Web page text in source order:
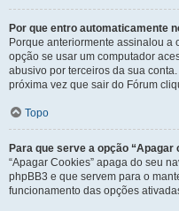
Por que entro automaticamente
Porque anteriormente assinalou a
opção se usar um computador
abusivo por terceiros da sua
próxima vez que sair do Fórum
Topo
Para que serve a opção “Apagar
“Apagar Cookies” apaga do seu
phpBB3 e que servem para o
funcionamento das opções